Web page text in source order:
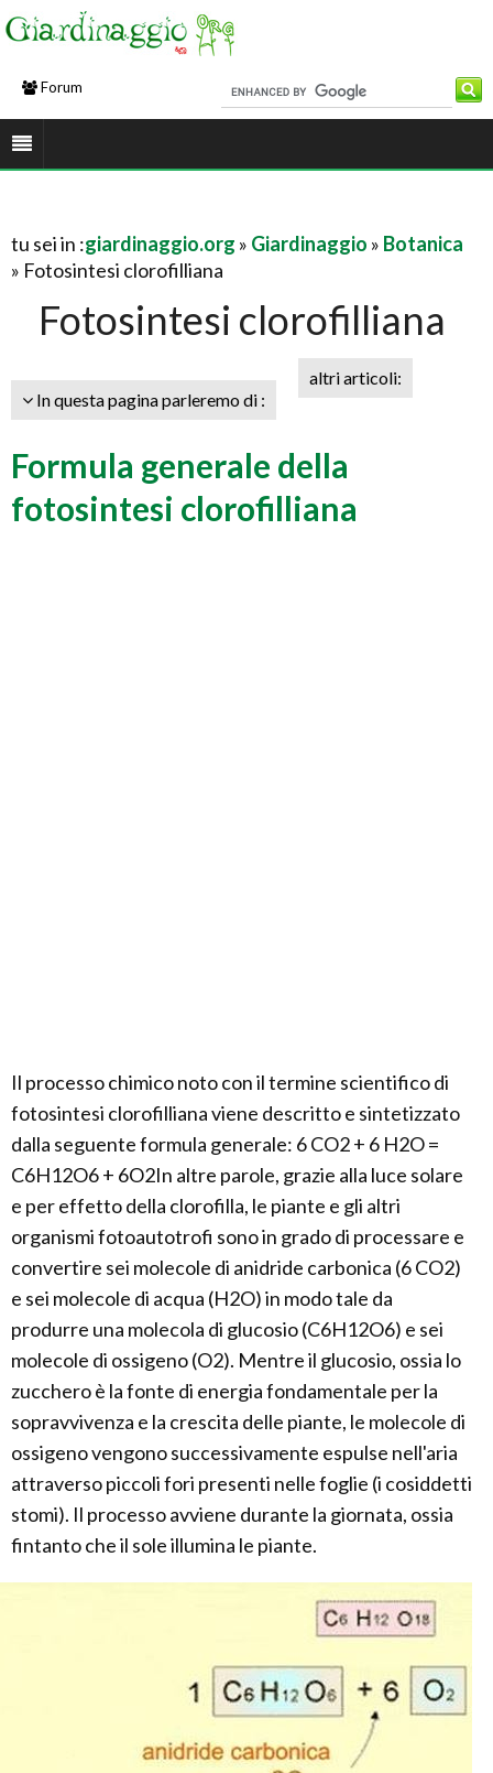
Forum
tu sei in :giardinaggio.org » Giardinaggio » Botanica
» Fotosintesi clorofilliana
Fotosintesi clorofilliana
In questa pagina parleremo di :
altri articoli:
Formula generale della
fotosintesi clorofilliana
Il processo chimico noto con il termine scientifico di
fotosintesi clorofilliana viene descritto e sintetizzato
dalla seguente formula generale: 6 CO2 + 6 H2O =
C6H12O6 + 6O2In altre parole, grazie alla luce solare
e per effetto della clorofilla, le piante e gli altri
organismi fotoautotrofi sono in grado di processare e
convertire sei molecole di anidride carbonica (6 CO2)
e sei molecole di acqua (H2O) in modo tale da
produrre una molecola di glucosio (C6H12O6) e sei
molecole di ossigeno (O2). Mentre il glucosio, ossia lo
zucchero è la fonte di energia fondamentale per la
sopravvivenza e la crescita delle piante, le molecole di
ossigeno vengono successivamente espulse nell'aria
attraverso piccoli fori presenti nelle foglie (i cosiddetti
stomi). Il processo avviene durante la giornata, ossia
fintanto che il sole illumina le piante.